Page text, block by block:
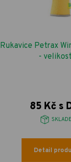
Rukavice Petrax
-
85 Kč s
Detail